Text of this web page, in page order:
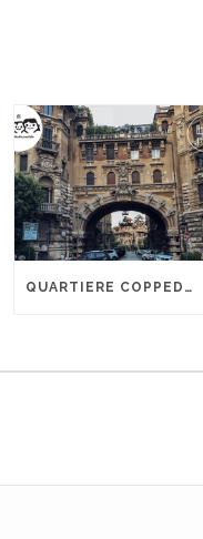
QUARTIERE COPPEDÈ – ROMA